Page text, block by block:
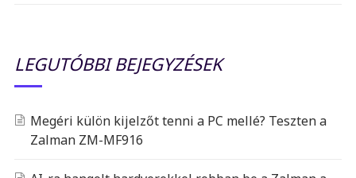
LEGUTÓBBI BEJEGYZÉSEK
Megéri külön kijelzőt tenni a PC mellé? Teszten a
Zalman ZM-MF916